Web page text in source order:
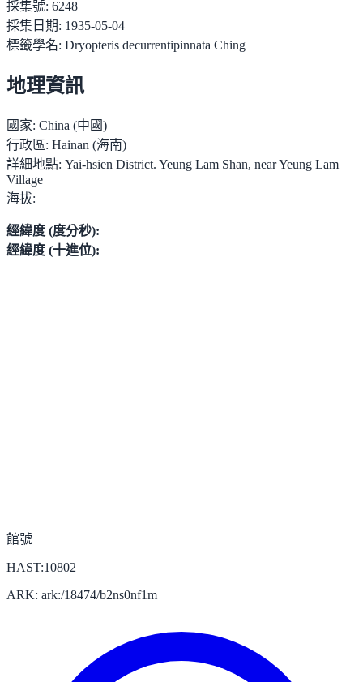
採集號: 6248
採集日期: 1935-05-04
標籤學名: Dryopteris decurrentipinnata Ching
地理資訊
國家: China (中國)
行政區: Hainan (海南)
詳細地點: Yai-hsien District. Yeung Lam Shan, near Yeung Lam
Village
海拔:
經緯度 (度分秒):
經緯度 (十進位):
館號
HAST:10802
ARK: ark:/18474/b2ns0nf1m